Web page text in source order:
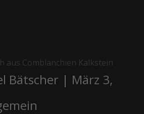
aus Comblanchien Kalkstein
Bätscher| März 3,